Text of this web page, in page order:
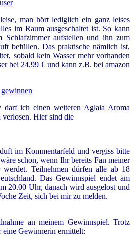
man hört lediglich ein ganz leises
im Raum ausgeschaltet ist. So kann
Schlafzimmer aufstellen und ihn zum
befüllen. Das praktische nämlich ist,
sobald kein Wasser mehr vorhanden
bei 24,99 € und kann z.B. bei amazon
ich einen weiteren Aglaia Aroma
Hier sind die
im Kommentarfeld und vergiss bitte
schon, wenn Ihr bereits Fan meiner
werdet. Teilnehmen dürfen alle ab 18
Das Gewinnspiel endet am
20.00 Uhr, danach wird ausgelost und
Zeit, sich bei mir zu melden.
an meinem Gewinnspiel. Trotz
eine Gewinnerin ermittelt: